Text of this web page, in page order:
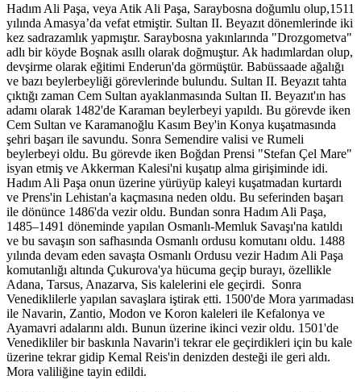
Hadım Ali Paşa, veya Atik Ali Paşa, Saraybosna doğumlu olup,1511
yılında Amasya’da vefat etmiştir. Sultan II. Beyazıt dönemlerinde iki
kez sadrazamlık yapmıştır. Saraybosna yakınlarında "Drozgometva"
adlı bir köyde Boşnak asıllı olarak doğmuştur. Ak hadımlardan olup,
devşirme olarak eğitimi Enderun'da görmüştür. Babüssaade ağalığı
ve bazı beylerbeyliği görevlerinde bulundu. Sultan II. Beyazıt tahta
çıktığı zaman Cem Sultan ayaklanmasında Sultan II. Beyazıt'ın has
adamı olarak 1482'de Karaman beylerbeyi yapıldı. Bu görevde iken
Cem Sultan ve Karamanoğlu Kasım Bey'in Konya kuşatmasında
şehri başarı ile savundu. Sonra Semendire valisi ve Rumeli
beylerbeyi oldu. Bu görevde iken Boğdan Prensi "Stefan Çel Mare"
isyan etmiş ve Akkerman Kalesi'ni kuşatıp alma girişiminde idi.
Hadım Ali Paşa onun üzerine yürüyüp kaleyi kuşatmadan kurtardı
ve Prens'in Lehistan'a kaçmasına neden oldu. Bu seferinden başarı
ile dönünce 1486'da vezir oldu. Bundan sonra Hadım Ali Paşa,
1485–1491 döneminde yapılan Osmanlı-Memluk Savaşı'na katıldı
ve bu savaşın son safhasında Osmanlı ordusu komutanı oldu. 1488
yılında devam eden savaşta Osmanlı Ordusu vezir Hadım Ali Paşa
komutanlığı altında Çukurova'ya hücuma geçip burayı, özellikle
Adana, Tarsus, Anazarva, Sis kalelerini ele geçirdi. Sonra
Venediklilerle yapılan savaşlara iştirak etti. 1500'de Mora yarımadası
ile Navarin, Zantio, Modon ve Koron kaleleri ile Kefalonya ve
Ayamavri adalarını aldı. Bunun üzerine ikinci vezir oldu. 1501'de
Venedikliler bir baskınla Navarin'i tekrar ele geçirdikleri için bu kale
üzerine tekrar gidip Kemal Reis'in denizden desteği ile geri aldı.
Mora valiliğine tayin edildi.